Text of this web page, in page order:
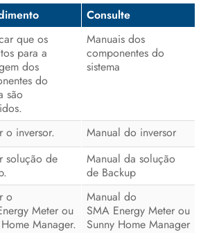
Consulte
que os
para a
dos
do
são
Manuais dos
componentes do
sistema
o inversor.
Manual do inversor
solução de
Manual da solução
de Backup
o
Meter ou
Manager.
Manual do
SMA Energy Meter ou
Sunny Home Manager